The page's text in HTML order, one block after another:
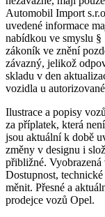
Automobil Import
uvedené informace
nabídkou ve smyslu §
zákoník ve znění
závazný, jelikož
skladu v den
vozidla u
Ilustrace a popisy
za příplatek, která
jsou aktuální k době
změny v designu i
přibližné. Vyobrazená
Dostupnost,
měnit. Přesné a
prodejce vozů Opel.